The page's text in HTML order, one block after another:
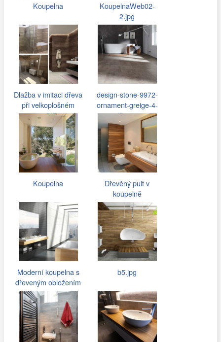
Koupelna
KoupelnaWeb02-
2.jpg
Dlažba v imitaci dřeva
při velkoplošném
použití…
design-stone-9972-
ornament-greige-4-
vinylfloor-cz…
Koupelna
Dřevěný pult v
koupelně
Moderní koupelna s
dřeveným obložením
vany
b5.jpg